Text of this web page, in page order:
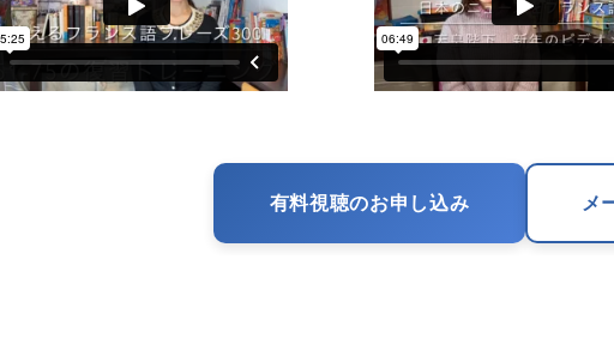
有料視聴のお申し込み メ